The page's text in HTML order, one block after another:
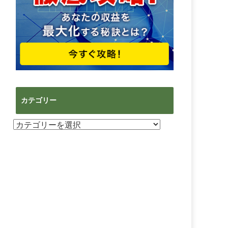
カテゴリー
カ